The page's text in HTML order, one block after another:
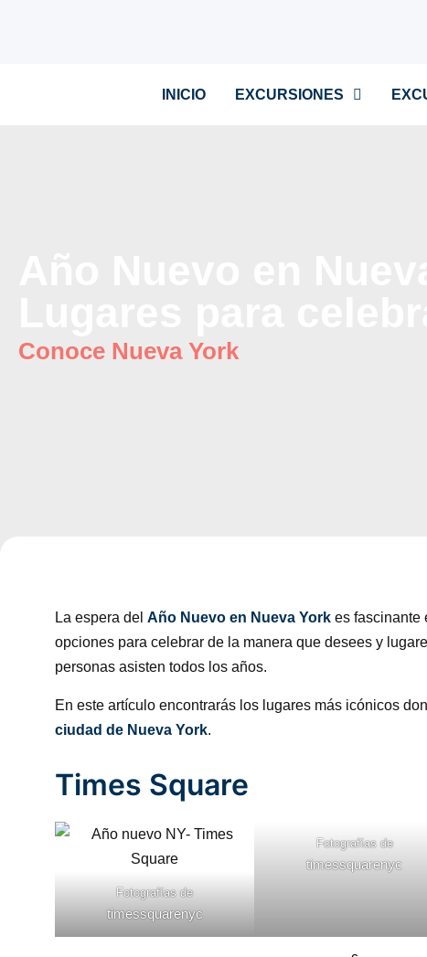
INICIO EXCURSIONES
Conoce Nueva York
La espera del Año Nuevo en Nueva York es fascinante
opciones para celebrar de la manera que desees y
personas asisten todos los años.
En este artículo encontrarás los lugares más icónicos
ciudad de Nueva York.
Times Square
Fotografías de
timessquarenyc
Fotografías de
timessquarenyc